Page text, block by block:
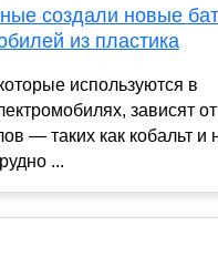
создали новые
из пластика
используются в
зависят от
— таких как кобальт и
...